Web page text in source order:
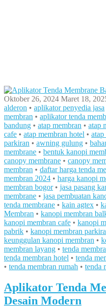
Oktober 26, 2024 Maret 18,
alderon • aplikator penyedia jasa
membran • aplikator tenda
bandung • atap membran • atap
cafe • atap membran hotel •
parkiran • awning gulung •
membrane • bentuk kanopi
canopy membrane • canopy
membran • daftar harga tenda
membran 2024 • harga kanopi
membran bogor• jasa pasang
membrane • jasa pembuatan
tenda membrane • kain agtex •
Membran • kanopi membran
kanopi membran cafe • kanopi
pabrik • kanopi membran
keunggulan kanopi membran •
membran layang • tenda
tenda membran hotel • tenda
• tenda membran rumah • tenda
Aplikator Tenda
Desain Modern